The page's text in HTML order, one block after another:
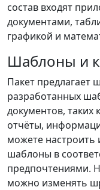
состав входят
документами,
графикой и
Шаблоны и
Пакет предлагает
разработанных
документов, таких
отчёты,
можете настроить
шаблоны в
предпочтениями.
можно изменять